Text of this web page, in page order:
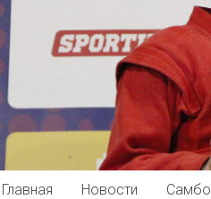
Главная Новости Самбо